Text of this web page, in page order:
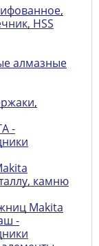
HSS
алмазные
-
камню
Makita
-